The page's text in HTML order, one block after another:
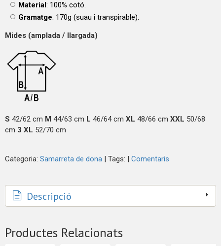
Material: 100% cotó.
Gramatge: 170g (suau i transpirable).
Mides (amplada / llargada)
S 42/62 cm M 44/63 cm L 46/64 cm XL 48/66 cm XXL 50/68
cm 3 XL 52/70 cm
Categoria: Samarreta de dona | Tags: | Comentaris
Descripció
Productes Relacionats